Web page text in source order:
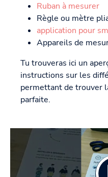
Ruban à mesurer
Règle ou mètre
application pour
Appareils de
Tu trouveras ici un
instructions sur les
permettant de trouver
parfaite.